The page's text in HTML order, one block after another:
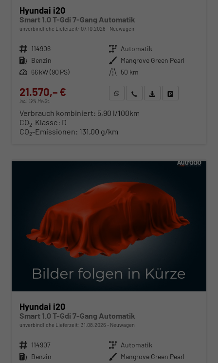
Hyundai i20
Smart 1.0 T-Gdi 7-Gang Automatik
unverbindliche Lieferzeit: 07.10.2026 Neuwagen
Fahrzeugnr. 114906 Getriebe Automatik
Kraftstoff Benzin Außenfarbe Mangrove Green Pearl
Leistung 66 kW (90 PS) Kilometerstand 50 km
21.570,– €
incl. 19% MwSt.
WhatsApp anfragen
Wir rufen Sie anFahrzeugexposé (PDF)
Verbrauch kombiniert: 5,90 l/100km
CO2-Klasse: D
CO2-Emissionen: 131,00 g/km
Hyundai i20
Smart 1.0 T-Gdi 7-Gang Automatik
unverbindliche Lieferzeit: 31.08.2026 Neuwagen
Fahrzeugnr. 114907 Getriebe Automatik
Kraftstoff Benzin Außenfarbe Mangrove Green Pearl